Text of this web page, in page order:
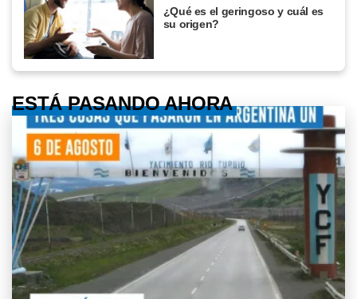
¿Qué es el geringoso y cuál es
su origen?
ESTÁ PASANDO AHORA